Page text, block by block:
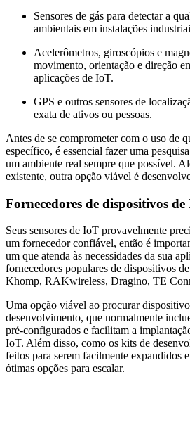
Sensores de gás para detectar a
ambientais em instalações
Acelerômetros, giroscópios e
movimento, orientação e direção
aplicações de IoT.
GPS e outros sensores de
exata de ativos ou pessoas.
Antes de se comprometer com o uso de
específico, é essencial fazer uma
um ambiente real sempre que possível.
existente, outra opção viável é
Fornecedores de dispositivos
Seus sensores de IoT provavelmente
um fornecedor confiável, então é
um que atenda às necessidades da sua
fornecedores populares de dispositivos
Khomp, RAKwireless, Dragino, TE
Uma opção viável ao procurar
desenvolvimento, que normalmente
pré-configurados e facilitam a
IoT. Além disso, como os kits de
feitos para serem facilmente expandidos
ótimas opções para escalar.